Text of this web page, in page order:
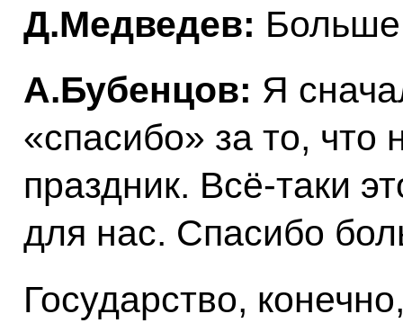
Д.Медведев: Больше
А.Бубенцов: Я
«спасибо» за то, что
праздник. Всё‑таки
для нас. Спасибо
Государство,